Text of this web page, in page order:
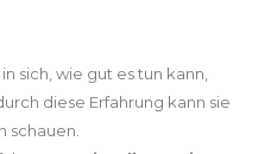
sich, wie gut es tun kann,
diese Erfahrung kann sie
schauen.